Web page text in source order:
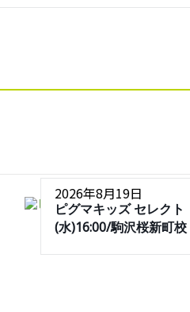
2026年8月19日
ピグマキッズ セレクト
(水)16:00/駒沢桜新町校